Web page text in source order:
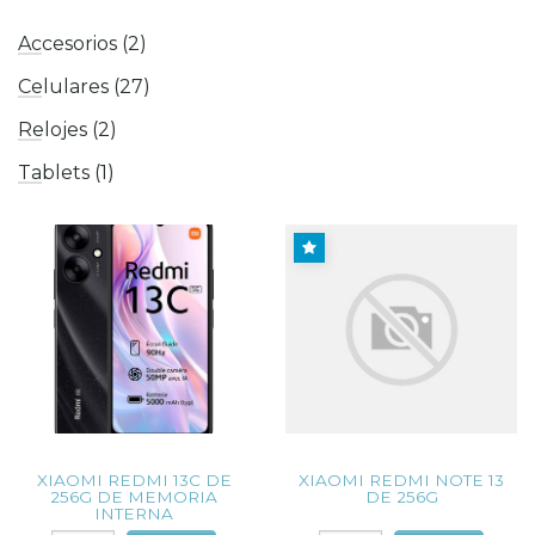
Accesorios (2)
Celulares (27)
Relojes (2)
Tablets (1)
XIAOMI REDMI 13C DE
256G DE MEMORIA
INTERNA
XIAOMI REDMI NOTE 13
DE 256G